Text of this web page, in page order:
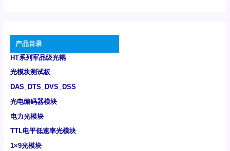
产品目录
HT系列军品级光耦
光模块测试板
DAS_DTS_DVS_DSS
光电编码器模块
电力光模块
TTL电平低速率光模块
1×9光模块